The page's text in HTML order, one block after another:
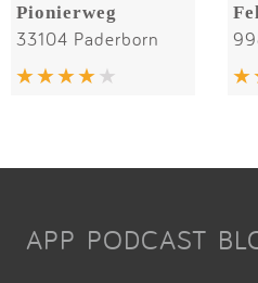
Pionierweg
33104 Paderborn
APP PODCAST